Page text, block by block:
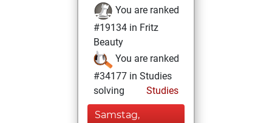
You are ranked
#19134 in Fritz
Beauty
You are ranked
#34177 in Studies
solving
Studies
Samstag,